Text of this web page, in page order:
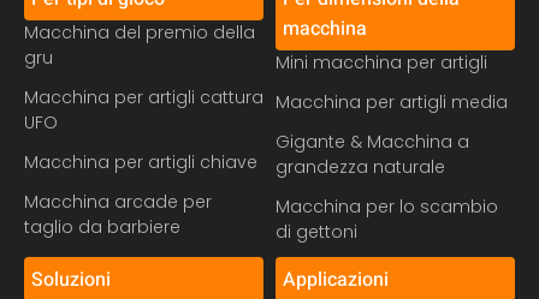
Macchina del premio della
gru
Macchina per artigli cattura
UFO
Macchina per artigli chiave
Macchina arcade per
taglio da barbiere
macchina
Mini macchina per artigli
Macchina per artigli media
Gigante & Macchina a
grandezza naturale
Macchina per lo scambio
di gettoni
Soluzioni Applicazioni